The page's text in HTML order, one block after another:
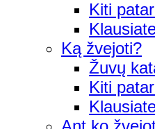
Kiti
Ką žvejoti?
Žuvų
Kiti